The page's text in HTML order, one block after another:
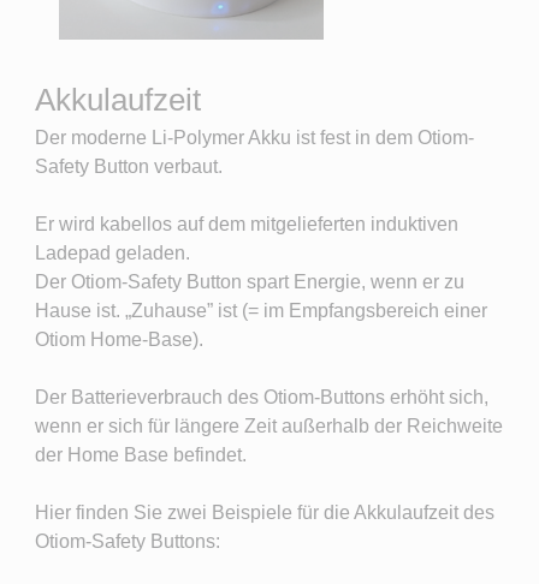
Akkulaufzeit
Der moderne Li-Polymer Akku ist fest in dem Otiom-
Safety Button verbaut.
Er wird kabellos auf dem mitgelieferten induktiven
Ladepad geladen.
Der Otiom-Safety Button spart Energie, wenn er zu
Hause ist. „Zuhause” ist (= im Empfangsbereich einer
Otiom Home-Base).
Der Batterieverbrauch des Otiom-Buttons erhöht sich,
wenn er sich für längere Zeit außerhalb der Reichweite
der Home Base befindet.
Hier finden Sie zwei Beispiele für die Akkulaufzeit des
Otiom-Safety Buttons: